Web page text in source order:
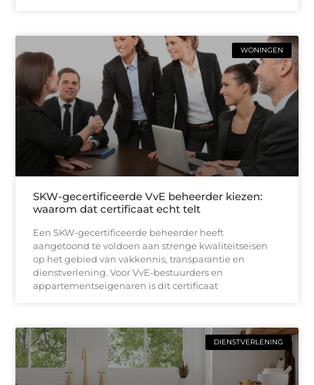
WONINGEN
SKW-gecertificeerde VvE beheerder kiezen:
waarom dat certificaat echt telt
Een SKW-gecertificeerde beheerder heeft
aangetoond te voldoen aan strenge kwaliteitseisen
op het gebied van vakkennis, transparantie en
dienstverlening. Voor VvE-bestuurders en
appartementseigenaren is dit certificaat
DIENSTVERLENING